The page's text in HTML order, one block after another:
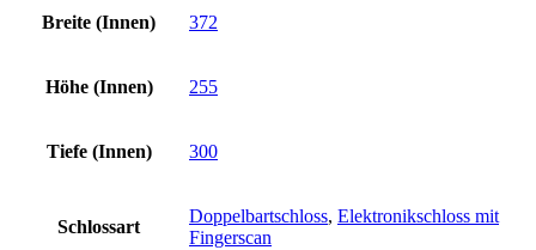
Breite (Innen) 372
Höhe (Innen) 255
Tiefe (Innen) 300
Schlossart
Doppelbartschloss, Elektronikschloss mit
Fingerscan